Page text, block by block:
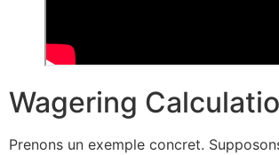
Wagering
Prenons un exemple concret.